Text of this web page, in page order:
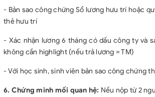
- Bản sao công chứng Sổ lương hưu trí hoặc
thẻ hưu trí
- Xác nhận lương 6 tháng có dấu công ty và
không cần highlight (nếu trả lương = TM)
- Với học sinh, sinh viên bản sao công chứng
6. Chứng minh mối quan hệ: Nếu nộp từ 2